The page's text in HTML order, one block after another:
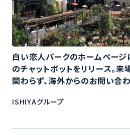
白い恋人パークのホームペー
のチャットボットをリリース。
関わらず、海外からのお問い合
ISHIYAグループ